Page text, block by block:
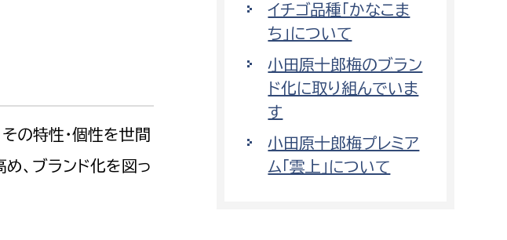
の特性・個性を世間
、ブランド化を図っ
イチゴ品種「かなこま
ち」について
小田原十郎梅のブラン
ド化に取り組んでいま
す
小田原十郎梅プレミア
ム「雲上」について